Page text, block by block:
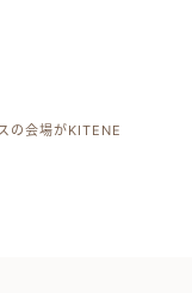
の会場がKITENE